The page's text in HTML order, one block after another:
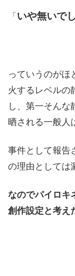
「 いや無いで
っていうのがほ
火するレベルの
し、第一そんな
晒される一般人
事件として報告
の理由としては
なのでパイロキ
創作設定と考え